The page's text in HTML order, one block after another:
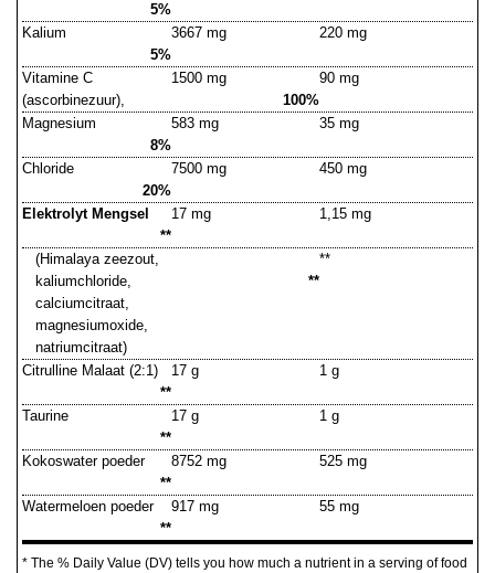
5%
Kalium
3667 mg
220 mg
5%
Vitamine C
(ascorbinezuur),
1500 mg
90 mg
100%
Magnesium
583 mg
35 mg
8%
Chloride
7500 mg
450 mg
20%
Elektrolyt Mengsel
17 mg
1,15 mg
**
(Himalaya zeezout,
kaliumchloride,
calciumcitraat,
magnesiumoxide,
natriumcitraat)
**
**
Citrulline Malaat (2:1) 17 g
1 g
**
Taurine
17 g
1 g
**
Kokoswater poeder
8752 mg
525 mg
**
Watermeloen poeder
917 mg
55 mg
**
* The % Daily Value (DV) tells you how much a nutrient in a serving of food